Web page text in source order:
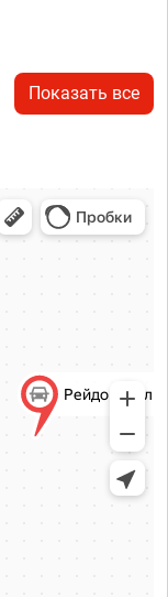
Показать все